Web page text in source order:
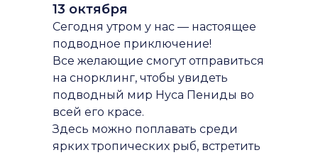
13 октября
Сегодня утром у нас — настоящее
подводное приключение!
Все желающие смогут отправиться
на снорклинг, чтобы увидеть
подводный мир Нуса Пениды во
всей его красе.
Здесь можно поплавать среди
ярких тропических рыб, встретить